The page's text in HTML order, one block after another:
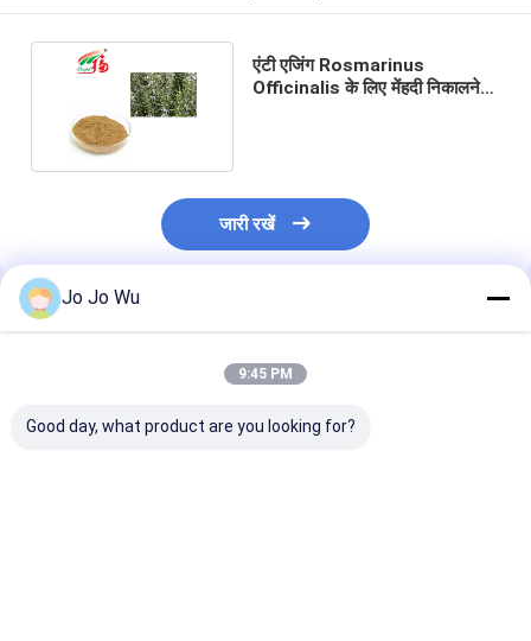
एंटी एजिंग Rosmarinus
Officinalis के लिए मेंहदी निकालने
जारी रखें
अनुशंसित उत्पाद
Jo Jo Wu
9:45 PM
Good day, what product are you looking for?